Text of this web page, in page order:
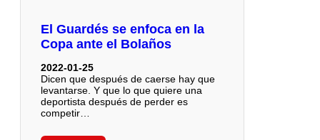
El Guardés se enfoca en la
Copa ante el Bolaños
2022-01-25
Dicen que después de caerse hay que
levantarse. Y que lo que quiere una
deportista después de perder es
competir…